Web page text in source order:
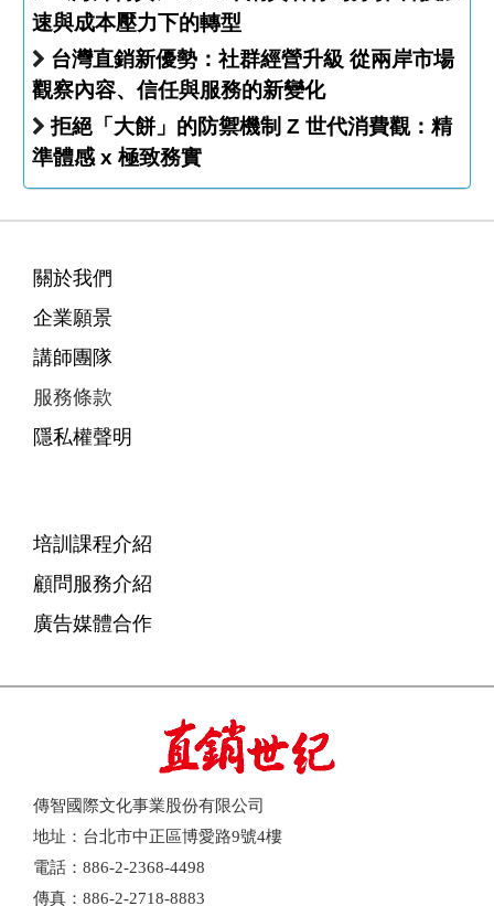
速與成本壓力下的轉型
台灣直銷新優勢：社群經營升級 從兩岸市場
觀察內容、信任與服務的新變化
拒絕「大餅」的防禦機制 Z 世代消費觀：精
準體感 x 極致務實
關於我們
企業願景
講師團隊
服務條款
隱私權聲明
培訓課程介紹
顧問服務介紹
廣告媒體合作
傳智國際文化事業股份有限公司
地址：台北市中正區博愛路9號4樓
電話：886-2-2368-4498
傳真：886-2-2718-8883